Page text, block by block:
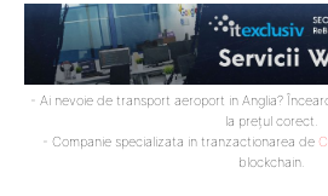
- Ai nevoie de transport aeroport in Anglia?
la prețul corect.
- Companie specializata in tranzactionarea de
blockchain.